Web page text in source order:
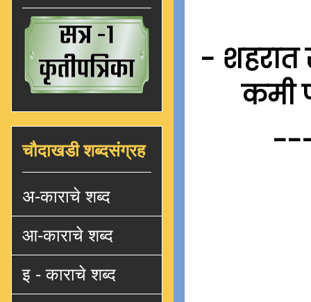
- शहरात
कमी
चौदाखडी शब्दसंग्रह
अ-काराचे शब्द
आ-काराचे शब्द
इ - काराचे शब्द